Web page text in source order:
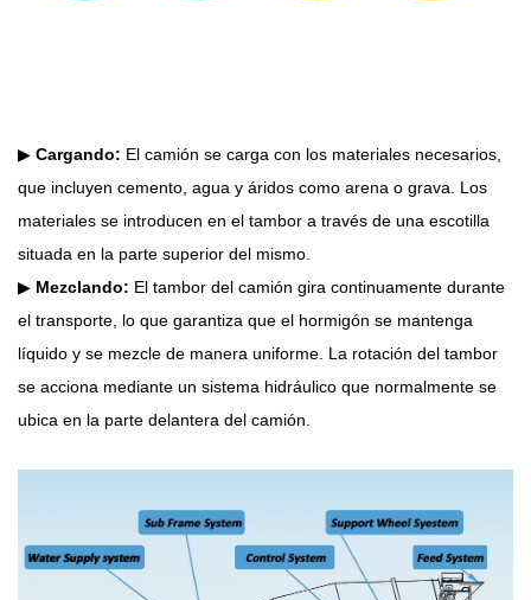
▶ Cargando: El camión se carga con los materiales necesarios,
que incluyen cemento, agua y áridos como arena o grava. Los
materiales se introducen en el tambor a través de una escotilla
situada en la parte superior del mismo.
▶ Mezclando: El tambor del camión gira continuamente durante
el transporte, lo que garantiza que el hormigón se mantenga
líquido y se mezcle de manera uniforme. La rotación del tambor
se acciona mediante un sistema hidráulico que normalmente se
ubica en la parte delantera del camión.